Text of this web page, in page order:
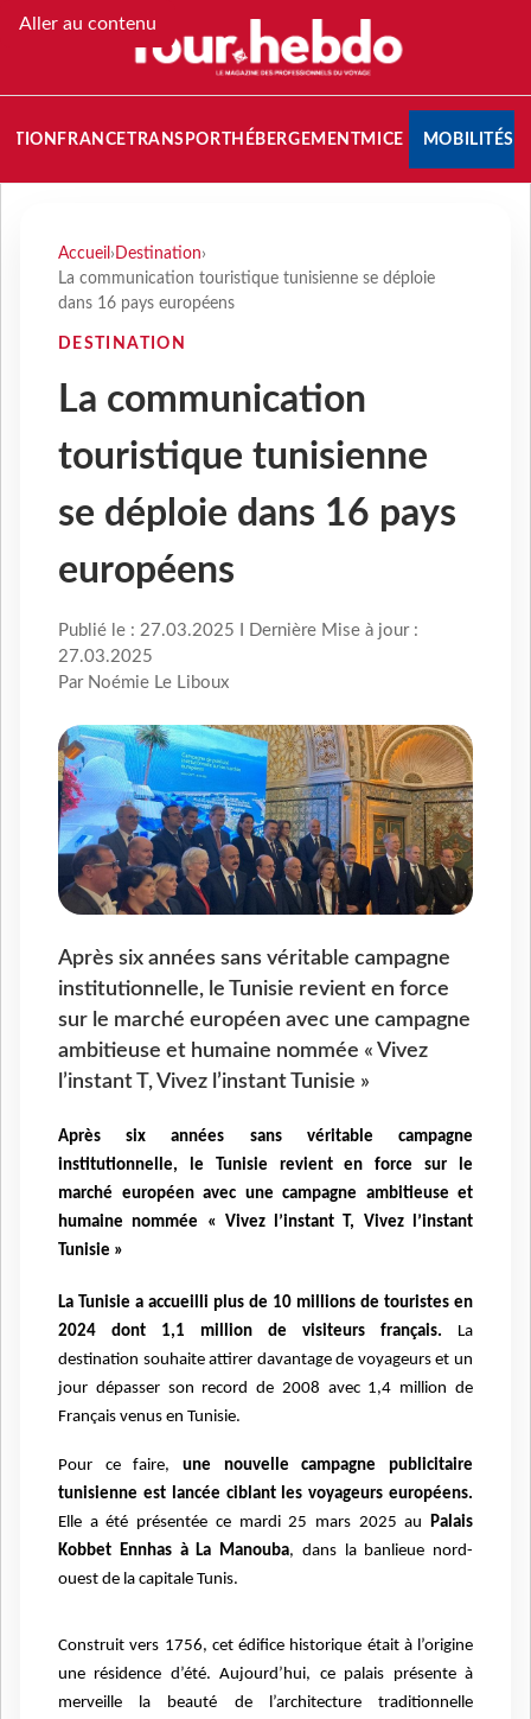
Aller au contenu
FRANCETRANSPORT HÉBERGEMENTMICE MOBILITÉS
Accueil › Destination›
La communication touristique tunisienne se déploie
dans 16 pays européens
DESTINATION
La communication
touristique tunisienne
se déploie dans 16 pays
européens
Publié le : 27.03.2025 I Dernière Mise à jour :
27.03.2025
Par Noémie Le Liboux
Après six années sans véritable campagne
institutionnelle, le Tunisie revient en force
sur le marché européen avec une campagne
ambitieuse et humaine nommée « Vivez
l’instant T, Vivez l’instant Tunisie »
Après six années sans véritable campagne
institutionnelle, le Tunisie revient en force sur le
marché européen avec une campagne ambitieuse et
humaine nommée « Vivez l’instant T, Vivez l’instant
Tunisie »
La Tunisie a accueilli plus de 10 millions de touristes en
2024 dont 1,1 million de visiteurs français. La
destination souhaite attirer davantage de voyageurs et un
jour dépasser son record de 2008 avec 1,4 million de
Français venus en Tunisie.
Pour ce faire, une nouvelle campagne publicitaire
tunisienne est lancée ciblant les voyageurs européens.
Elle a été présentée ce mardi 25 mars 2025 au
Palais
Kobbet Ennhas à La Manouba, dans la banlieue nord-
ouest de la capitale Tunis.
Construit vers 1756, cet édifice historique était à l’origine
une résidence d’été. Aujourd’hui, ce palais présente à
merveille la beauté de l’architecture traditionnelle